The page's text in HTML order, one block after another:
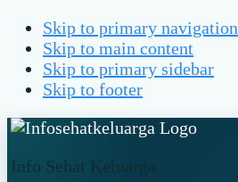
Skip to primary navigation
Skip to main content
Skip to primary sidebar
Skip to footer
Info Sehat Keluarga